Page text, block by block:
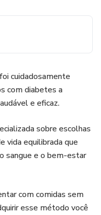
cuidadosamente
com diabetes a
e eficaz.
sobre escolhas
vida equilibrada que
sangue e o bem-estar
com comidas sem
esse método você